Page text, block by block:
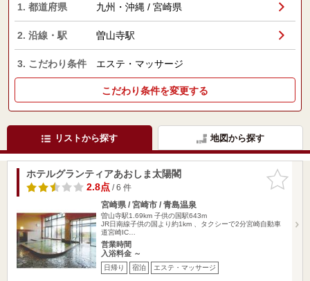
1. 都道府県 九州・沖縄 / 宮崎県
2. 沿線・駅 曽山寺駅
3. こだわり条件 エステ・マッサージ
こだわり条件を変更する
リストから探す 地図から探す
お気に入
りに追加
ホテルグランティアあおしま太陽閣
2.8点/ 6 件
宮崎県 / 宮崎市 / 青島温泉
曽山寺駅1.69km 子供の国駅643m
JR日南線子供の国より約1km 、タクシーで2分宮崎自動車
道宮崎IC…
営業時間
入浴料金 ～
日帰り 宿泊 エステ・マッサージ